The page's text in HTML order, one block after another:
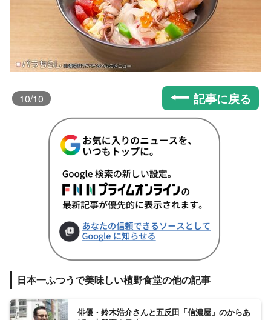
10/10 記事に戻る
日本一ふつうで美味しい植野食堂の他の記事
俳優・鈴木浩介さんと五反田「信濃屋」のからあ